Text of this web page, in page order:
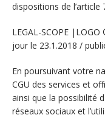
dispositions de
LEGAL-SCOPE
jour le 23.1.2018 /
En poursuivant votre
CGU des services et
ainsi que la possibilité
réseaux sociaux et